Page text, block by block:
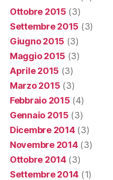
Ottobre 2015 (3)
Settembre 2015 (3)
Giugno 2015 (3)
Maggio 2015 (3)
Aprile 2015 (3)
Marzo 2015 (3)
Febbraio 2015 (4)
Gennaio 2015 (3)
Dicembre 2014(3)
Novembre 2014(3)
Ottobre 2014(3)
Settembre 2014 (1)